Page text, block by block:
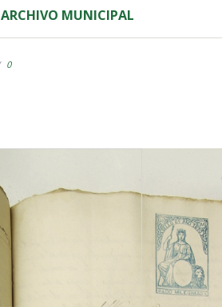
ARCHIVO MUNICIPAL
0